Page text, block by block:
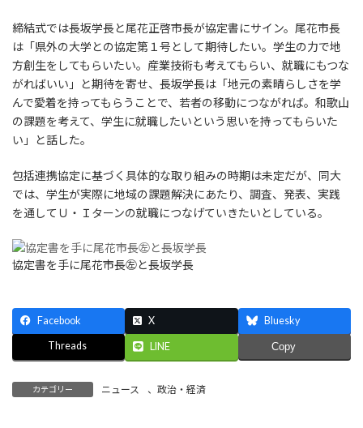
締結式では長坂学長と尾花正啓市長が協定書にサイン。尾花市長
は「県外の大学との協定第１号として期待したい。学生の力で地
方創生をしてもらいたい。産業技術も考えてもらい、就職にもつな
がればいい」と期待を寄せ、長坂学長は「地元の素晴らしさを学
んで愛着を持ってもらうことで、若者の移動につながれば。和歌山
の課題を考えて、学生に就職したいという思いを持ってもらいた
い」と話した。
包括連携協定に基づく具体的な取り組みの時期は未定だが、同大
では、学生が実際に地域の課題解決にあたり、調査、発表、実践
を通してＵ・Ｉターンの就職につなげていきたいとしている。
協定書を手に尾花市長㊧と長坂学長
Facebook X Bluesky
Threads LINE Copy
カテゴリー ニュース 、 政治・経済